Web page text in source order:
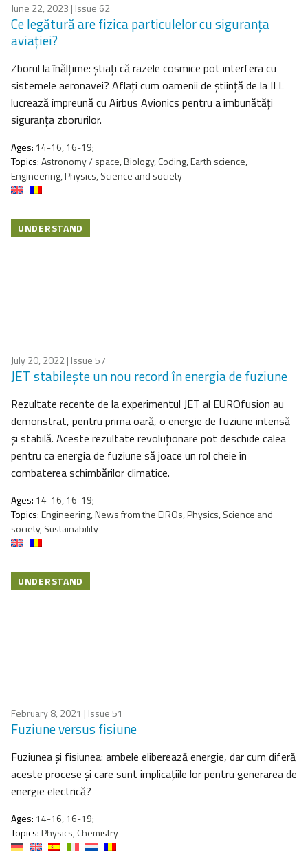
June 22, 2023 | Issue 62
Ce legătură are fizica particulelor cu siguranța
aviației?
Zborul la înălțime: știați că razele cosmice pot interfera cu
sistemele aeronavei? Aflați cum oamenii de știință de la ILL
lucrează împreună cu Airbus Avionics pentru a îmbunătăți
siguranța zborurilor.
Ages: 14-16, 16-19;
Topics:Astronomy / space, Biology, Coding, Earth science,
Engineering, Physics, Science and society
UNDERSTAND
July 20, 2022| Issue 57
JET stabilește un nou record în energia de fuziune
Rezultate recente de la experimentul JET al EUROfusion au
demonstrat, pentru prima oară, o energie de fuziune intensă
și stabilă. Aceste rezultate revoluționare pot deschide calea
pentru ca energia de fuziune să joace un rol cheie în
combaterea schimbărilor climatice.
Ages: 14-16, 16-19;
Topics:Engineering, News from the EIROs, Physics, Science and
society, Sustainability
UNDERSTAND
February 8, 2021 | Issue 51
Fuziune versus fisiune
Fuziunea și fisiunea: ambele eliberează energie, dar cum diferă
aceste procese și care sunt implicațiile lor pentru generarea de
energie electrică?
Ages: 14-16, 16-19;
Topics:Physics, Chemistry